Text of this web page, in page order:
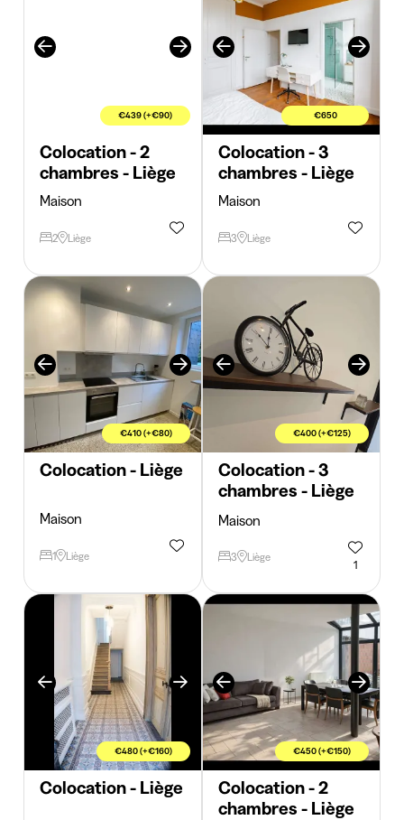
€439 (+€90)
Colocation - 2
chambres - Liège
Maison
2 Liège
€650
Colocation - 3
chambres - Liège
Maison
3 Liège
€410 (+€80)
Colocation - Liège
Maison
1 Liège
€400 (+€125)
Colocation - 3
chambres - Liège
Maison
3 Liège
1
€480 (+€160)
Colocation - Liège
€450 (+€150)
Colocation - 2
chambres - Liège